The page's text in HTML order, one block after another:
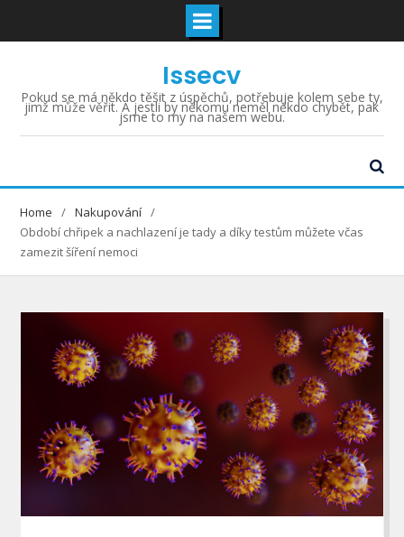
content
Issecv
Pokud se má někdo těšit z úspěchů, potřebuje kolem sebe ty,
jimž může věřit. A jestli by někomu neměl někdo chybět, pak
jsme to my na našem webu.
Home
Nakupování
Období chřipek a nachlazení je tady a díky testům můžete včas
zamezit šíření nemoci